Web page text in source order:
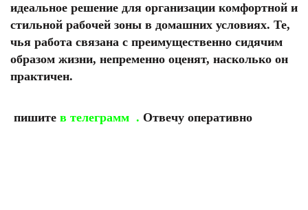
идеальное решение для организации комфортной и
стильной рабочей зоны в домашних условиях. Те,
чья работа связана с преимущественно сидячим
образом жизни, непременно оценят, насколько он
практичен.
пишите в телеграмм . Отвечу оперативно